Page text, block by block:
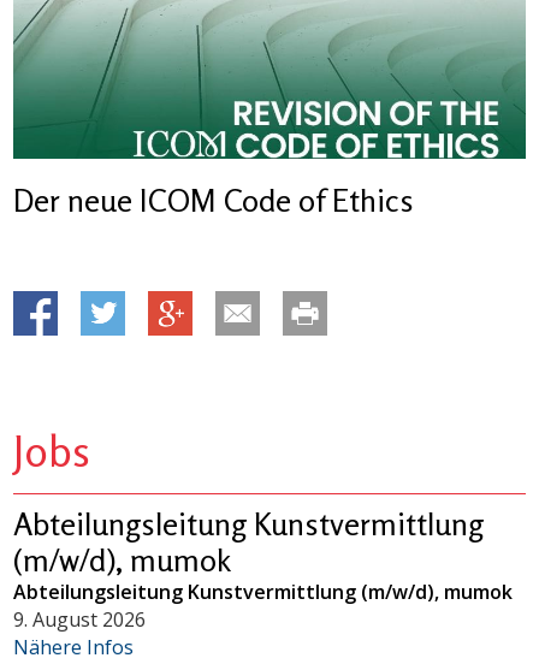
Der neue ICOM Code of Ethics
Jobs
Abteilungsleitung Kunstvermittlung
(m/w/d), mumok
Abteilungsleitung Kunstvermittlung (m/w/d), mumok
9. August 2026
Nähere Infos